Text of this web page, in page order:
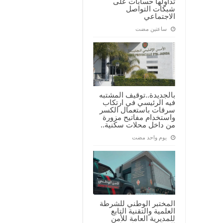
شبكات التواصل
الاجتماعي
‏ساعتين مضت
بالجديدة..توقيف المشتبه
فيه الرئيسي في ارتكاب
سرقات باستعمال الكسر
واستخدام مفاتيح مزورة
من داخل محلات سكنية..
‏يوم واحد مضت
المختبر الوطني للشرطة
العلمية والتقنية التابع
للمديرية العامة للأمن